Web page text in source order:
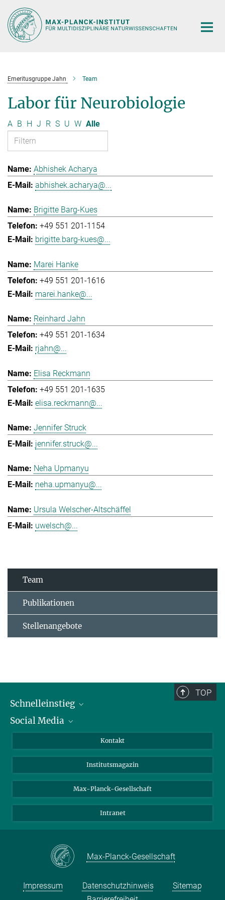
Hauptinhalt
Emeritusgruppe Jahn Team
Labor für Neurobiologie
A B H J R S U W Alle
Abhishek Acharya
abhishek.acharya@...
Brigitte Barg-Kues
+49 551 201-1154
brigitte.barg-kues@...
Marei Hanke
+49 551 201-1616
marei.hanke@...
Reinhard Jahn
+49 551 201-1634
rjahn@...
Elisa Reckmann
+49 551 201-1635
elisa.reckmann@...
Jennifer Struck
jennifer.struck@...
Neha Upmanyu
neha.upmanyu@...
Ursula Welscher-Altschäffel
uwelsch@...
Team
Publikationen
Stellenangebote
TOP
Schnelleinstieg
Alumni
Schulen
Studierende
Social Media
Facebook
YouTube
Kontakt
Institutsmagazin
Max-Planck-Gesellschaft
Intranet
Max-Planck-Gesellschaft
Impressum Datenschutzhinweis
Sitemap